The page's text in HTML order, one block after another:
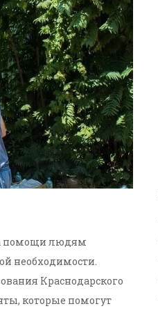
помощи людям
необходимости.
Краснодарского
которые помогут